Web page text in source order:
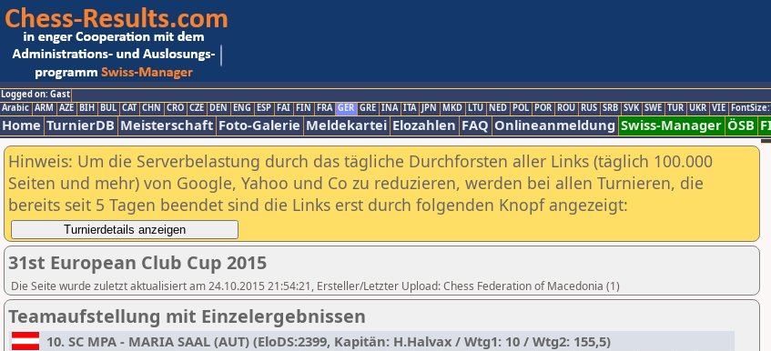
Logged on: Gast
Arabic ARM AZE BIH BUL CAT CHN CRO CZE DEN ENG ESP FAI FIN FRA GER GRE INA ITA JPN MKD LTU NED POL POR ROU RUS SRB SVK SWE TUR UKR VIE
Home TurnierDB Meisterschaft Foto-Galerie Meldekartei Elozahlen FAQ Onlineanmeldung Swiss-Manager ÖSB
Hinweis: Um die Serverbelastung durch das tägliche Durchforsten aller Links (täglich 100.000
Seiten und mehr) von Google, Yahoo und Co zu reduzieren, werden bei allen Turnieren, die
bereits seit 5 Tagen beendet sind die Links erst durch folgenden Knopf angezeigt:
31st European Club Cup 2015
Die Seite wurde zuletzt aktualisiert am 24.10.2015 21:54:21, Ersteller/Letzter Upload: Chess Federation of Macedonia (1)
Teamaufstellung mit Einzelergebnissen
10. SC MPA - MARIA SAAL (AUT) (EloDS:2399, Kapitän: H.Halvax / Wtg1: 10 / Wtg2: 155,5)